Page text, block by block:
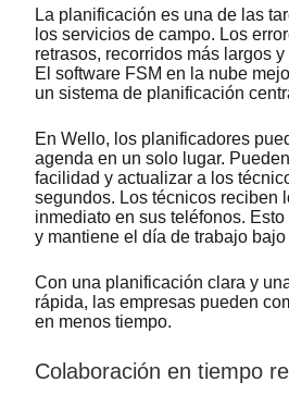
La planificación es una de las
los servicios de campo. Los
retrasos, recorridos más largos
El software FSM en la nube
un sistema de planificación
En Wello, los planificadores
agenda en un solo lugar.
facilidad y actualizar a los
segundos. Los técnicos reciben
inmediato en sus teléfonos.
y mantiene el día de trabajo bajo
Con una planificación clara y
rápida, las empresas pueden
en menos tiempo.
Colaboración en tiempo